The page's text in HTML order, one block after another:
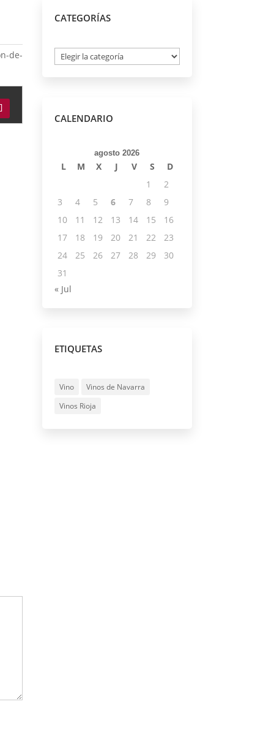
de-
CATEGORÍAS
Categorías
CALENDARIO
agosto 2026
L M X J V S
D
1
2
3
4 5 6 7 8
9
10
11 12 13 14 15
16
17
18 19 20 21 22
23
24
25 26 27 28 29
30
31
« Jul
ETIQUETAS
Vino
Vinos de Navarra
Vinos Rioja